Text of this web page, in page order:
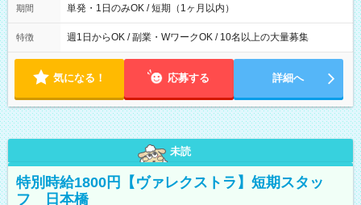
期間 単発・1日のみOK / 短期（1ヶ月以内）
特徴 週1日からOK / 副業・WワークOK / 10名以上の大量募集
気になる！ 応募する 詳細へ
未読
特別時給1800円【ヴァレクストラ】短期スタッ
フ 日本橋